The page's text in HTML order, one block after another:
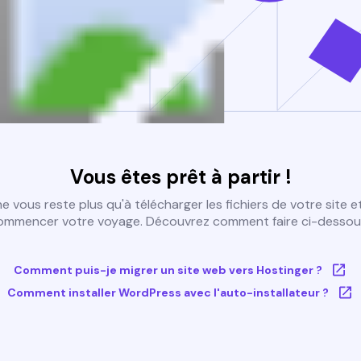
Vous êtes prêt à partir !
vous reste plus qu'à télécharger les fichiers de votre site
votre voyage. Découvrez comment faire ci-
Comment puis-je migrer un site web vers Hostinger ?
Comment installer WordPress avec l'auto-installateur ?